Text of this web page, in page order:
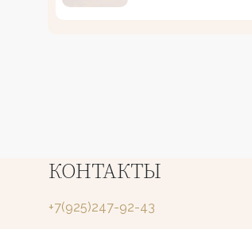
КОНТАКТЫ
+7(925)247-92-43